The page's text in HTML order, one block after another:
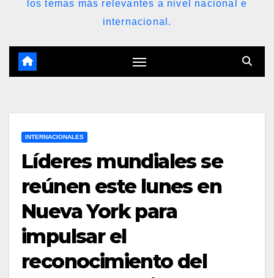
los temas más relevantes a nivel nacional e
internacional.
INTERNACIONALES
Líderes mundiales se
reúnen este lunes en
Nueva York para
impulsar el
reconocimiento del